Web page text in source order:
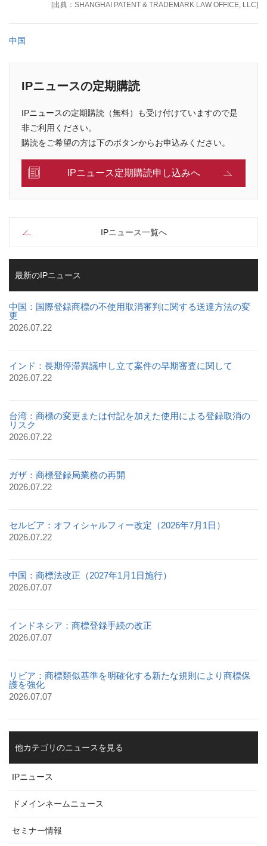
[出典：SHANGHAI PATENT & TRADEMARK LAW OFFICE, LLC]
中国
IPニュースの定期購読
IPニュースの定期購読（無料）も受け付けていますので是
非ご利用ください。
購読をご希望の方は下のボタンからお申込みください。
IPニュース定期購読申し込みへ
IPニュース一覧へ
最新のIPニュース
中国：国際登録商標の不使用取消審判に関する送達方法の変
更
2026.07.22
インド：長期停滞異議申し立て案件の早期審査に関して
2026.07.22
台湾：商標の変更または付記を加えた使用による登録取消の
リスク
2026.07.22
ガザ：商標登録局業務の再開
2026.07.22
セルビア：オフィシャルフィー改定（2026年7月1日）
2026.07.22
中国：商標法改正（2027年1月1日施行）
2026.07.07
インドネシア：商標登録手続の改正
2026.07.07
リビア：商標類似基準を明確化する新たな規則により商標保
護を強化
2026.07.07
他カテゴリのニュースを見る
IPニュース
ドメインネームニュース
セミナー情報